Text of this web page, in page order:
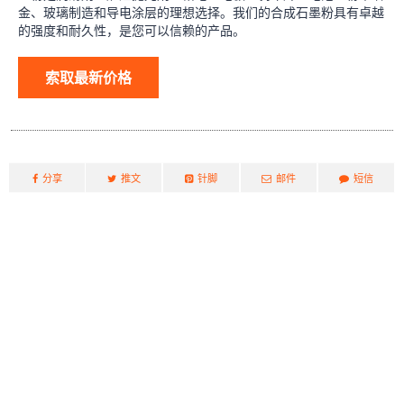
金、玻璃制造和导电涂层的理想选择。我们的合成石墨粉具有卓越
的强度和耐久性，是您可以信赖的产品。
索取最新价格
分享 推文 针脚 邮件 短信